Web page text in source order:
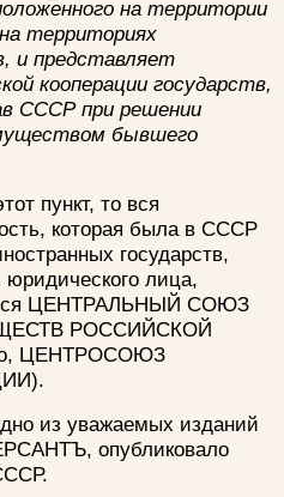
на территории
территориях
и представляет
кооперации государств,
СССР при решении
бывшего
пункт, то вся
которая была в СССР
государств,
лица,
ЦЕНТРАЛЬНЫЙ СОЮЗ
РОССИЙСКОЙ
ЦЕНТРОСОЮЗ
из уважаемых изданий
опубликовало